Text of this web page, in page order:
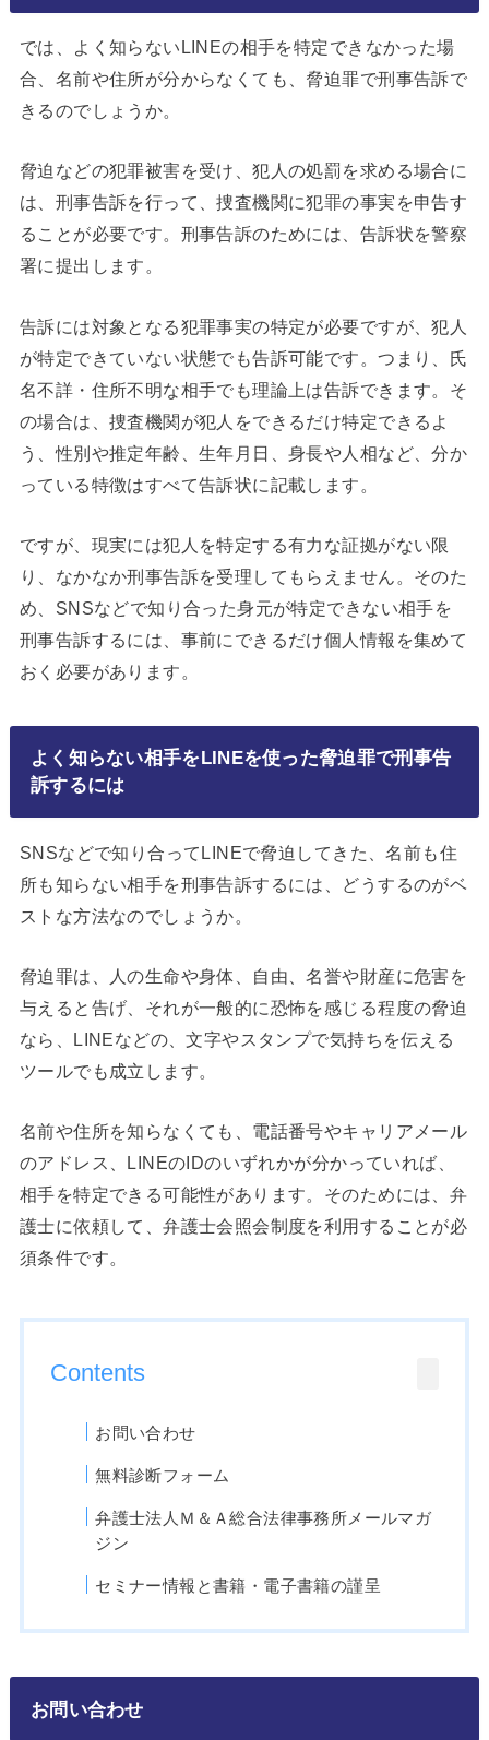
では、よく知らないLINEの相手を特定できなかった場
合、名前や住所が分からなくても、脅迫罪で刑事告訴で
きるのでしょうか。
脅迫などの犯罪被害を受け、犯人の処罰を求める場合に
は、刑事告訴を行って、捜査機関に犯罪の事実を申告す
ることが必要です。刑事告訴のためには、告訴状を警察
署に提出します。
告訴には対象となる犯罪事実の特定が必要ですが、犯人
が特定できていない状態でも告訴可能です。つまり、氏
名不詳・住所不明な相手でも理論上は告訴できます。そ
の場合は、捜査機関が犯人をできるだけ特定できるよ
う、性別や推定年齢、生年月日、身長や人相など、分か
っている特徴はすべて告訴状に記載します。
ですが、現実には犯人を特定する有力な証拠がない限
り、なかなか刑事告訴を受理してもらえません。そのた
め、SNSなどで知り合った身元が特定できない相手を
刑事告訴するには、事前にできるだけ個人情報を集めて
おく必要があります。
よく知らない相手をLINEを使った脅迫罪で刑事告
訴するには
SNSなどで知り合ってLINEで脅迫してきた、名前も住
所も知らない相手を刑事告訴するには、どうするのがベ
ストな方法なのでしょうか。
脅迫罪は、人の生命や身体、自由、名誉や財産に危害を
与えると告げ、それが一般的に恐怖を感じる程度の脅迫
なら、LINEなどの、文字やスタンプで気持ちを伝える
ツールでも成立します。
名前や住所を知らなくても、電話番号やキャリアメール
のアドレス、LINEのIDのいずれかが分かっていれば、
相手を特定できる可能性があります。そのためには、弁
護士に依頼して、弁護士会照会制度を利用することが必
須条件です。
Contents
お問い合わせ
無料診断フォーム
弁護士法人Ｍ＆Ａ総合法律事務所メールマガ
ジン
セミナー情報と書籍・電子書籍の謹呈
お問い合わせ